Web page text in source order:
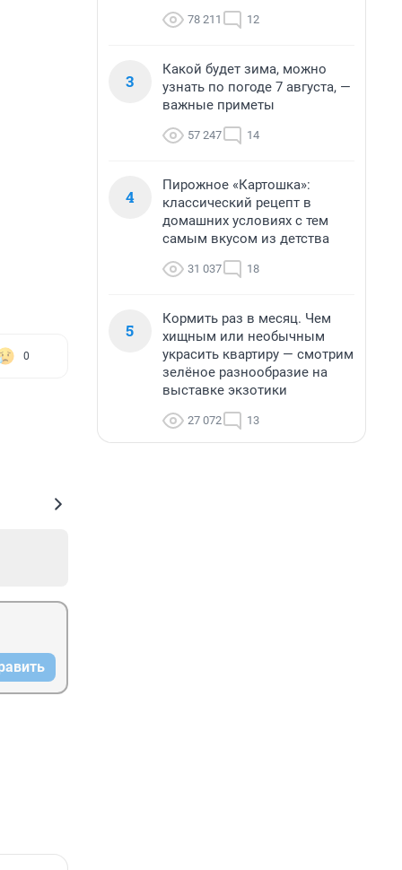
0
78 211 12
3
Какой будет зима, можно
узнать по погоде 7 августа, —
важные приметы
57 247 14
4
Пирожное «Картошка»:
классический рецепт в
домашних условиях с тем
самым вкусом из детства
31 037 18
5
Кормить раз в месяц. Чем
хищным или необычным
украсить квартиру — смотрим
зелёное разнообразие на
выставке экзотики
27 072 13